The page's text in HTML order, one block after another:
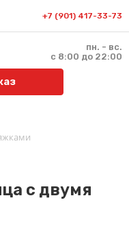
+7 (901) 417-33-73
пн. - вс.
с 8:00 до 22:00
с двумя